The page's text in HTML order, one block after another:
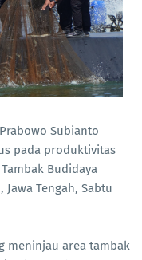
Subianto
pada produktivitas
Budidaya
Tengah, Sabtu
meninjau area tambak